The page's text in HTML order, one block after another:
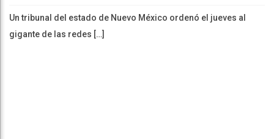
Un tribunal del estado de Nuevo México ordenó el jueves al
gigante de las redes […]